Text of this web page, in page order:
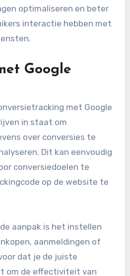
je
met
effectief worden
tools om
te verkrijgen. Door deze
hun
optimaliseren en beter
interactie hebben met
Google